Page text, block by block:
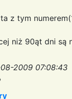
z tym
niż 90ąt dni są
2009 07:08:43